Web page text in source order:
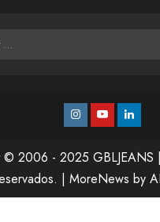
Instagram
Youtube
© 2006 - 2025 GBLJEANS
| MoreNews by